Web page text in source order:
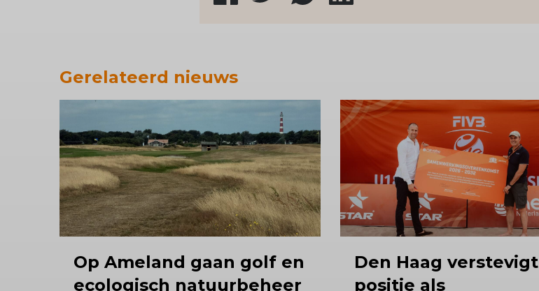
Gerelateerd nieuws
Op Ameland gaan golf en
ecologisch natuurbeheer
Den Haag verstevigt
positie als